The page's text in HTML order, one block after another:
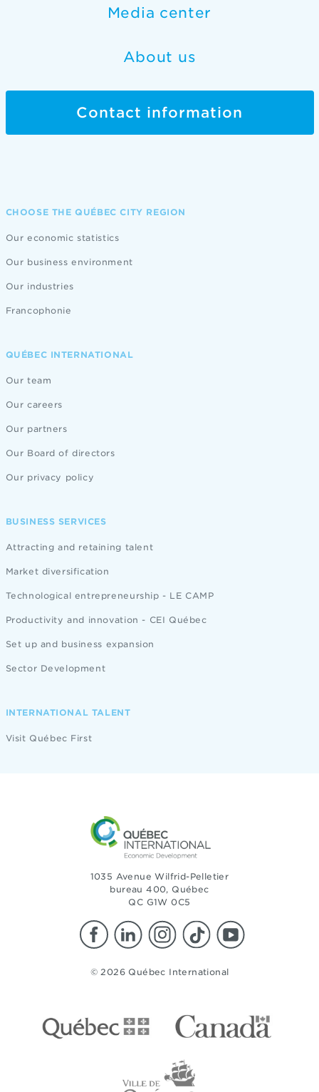
Media center
About us
Contact information
CHOOSE THE QUÉBEC CITY REGION
Our economic statistics
Our business environment
Our industries
Francophonie
QUÉBEC INTERNATIONAL
Our team
Our careers
Our partners
Our Board of directors
Our privacy policy
BUSINESS SERVICES
Attracting and retaining talent
Market diversification
Technological entrepreneurship - LE CAMP
Productivity and innovation - CEI Québec
Set up and business expansion
Sector Development
INTERNATIONAL TALENT
Visit Québec First
1035 Avenue Wilfrid-Pelletier
bureau 400, Québec
QC G1W 0C5
© 2026 Québec International